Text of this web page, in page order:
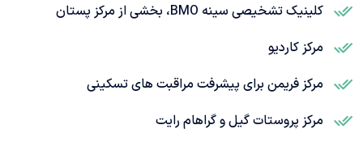
کلینیک تشخیصی سینه BMO، بخشی از مرکز پستان
مرکز کاردیو
مرکز فریمن برای پیشرفت مراقبت های تسکینی
مرکز پروستات گیل و گراهام رایت